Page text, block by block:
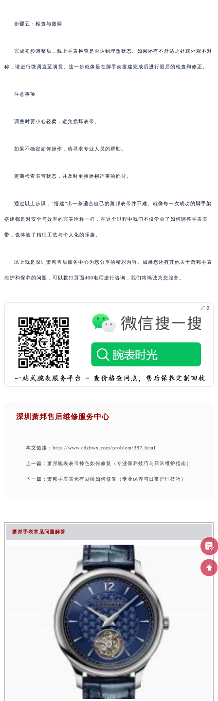
步骤五：检查与微调
完成初步调整后，戴上手表检查是否达到理想状态。如果还有不舒适之处或外观不对
称，请进行微调直至满意。这一步就像是在脚手架搭建完成后进行最后的检查和修正。
注意事项
调整时要小心轻柔，避免损坏表带。
如果不确定如何操作，请寻求专业人员的帮助。
定期检查表带状态，并及时更换磨损严重的部分。
通过以上步骤，“搭建”出一条适合自己的萧邦表带并不难。就像每一次成功的脚手架
搭建都是对安全与效率的完美诠释一样，在这个过程中我们不仅学会了如何调整手表表
带，也体验了精细工艺与个人化的乐趣。
以上就是深圳萧邦售后服务中心为您分享的精彩内容。如果您还有其他关于萧邦手表
维护和保养的问题，可以拨打页面400电话进行咨询，我们将竭诚为您服务。
深圳萧邦售后维修服务中心
本文链接： http://www.cdzbwx.com/problem/397.html
上一篇： 萧邦腕表表带掉色如何修复（专业保养技巧与日常维护指南）
下一篇： 萧邦手表表壳有划痕如何修复（专业保养与日常护理技巧）
萧邦手表常见问题解答